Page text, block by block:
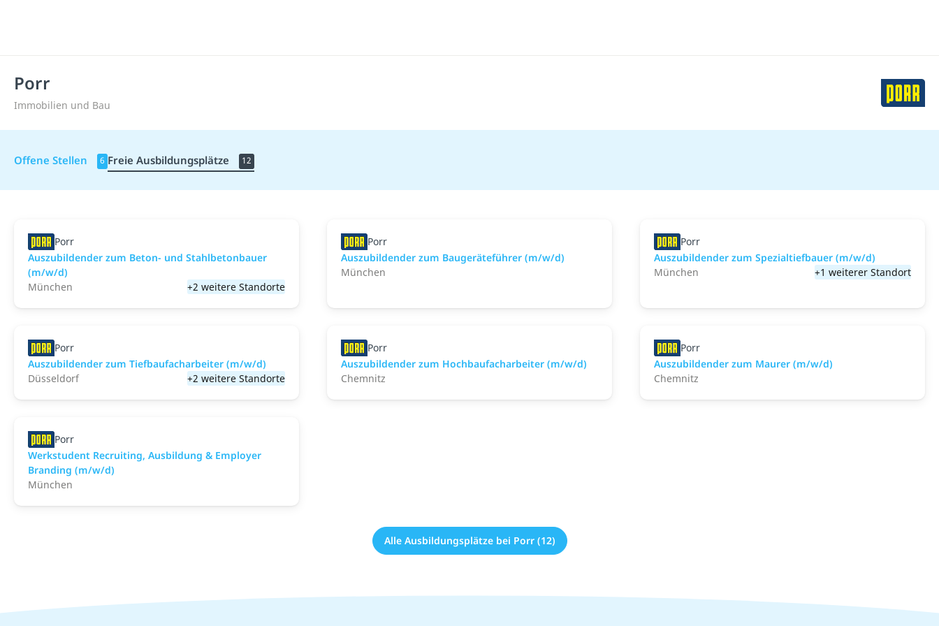
Porr
Immobilien und Bau
Offene Stellen 6 Freie Ausbildungsplätze 12
Porr
Auszubildender zum Beton- und Stahlbetonbauer
(m/w/d)
München
+2 weitere Standorte
Porr
Auszubildender zum Baugeräteführer (m/w/d)
München
Porr
Auszubildender zum Spezialtiefbauer (m/w/d)
München
+1 weiterer Standort
Porr
Auszubildender zum Tiefbaufacharbeiter (m/w/d)
Düsseldorf
+2 weitere Standorte
Porr
Auszubildender zum Hochbaufacharbeiter (m/w/d)
Chemnitz
Porr
Auszubildender zum Maurer (m/w/d)
Chemnitz
Porr
Werkstudent Recruiting, Ausbildung & Employer
Branding (m/w/d)
München
Alle Ausbildungsplätze bei Porr (12)